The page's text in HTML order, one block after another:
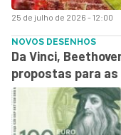
25 de julho de 2026 - 12:00
NOVOS DESENHOS
Da Vinci,
propostas para